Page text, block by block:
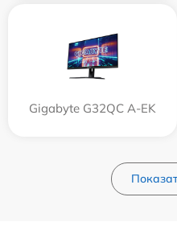
Gigabyte G32QC A-EK